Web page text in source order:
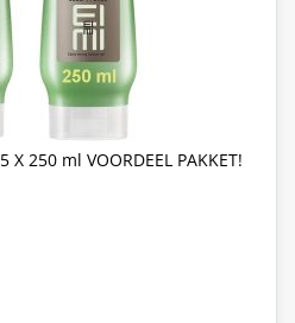
250 ml VOORDEEL PAKKET!